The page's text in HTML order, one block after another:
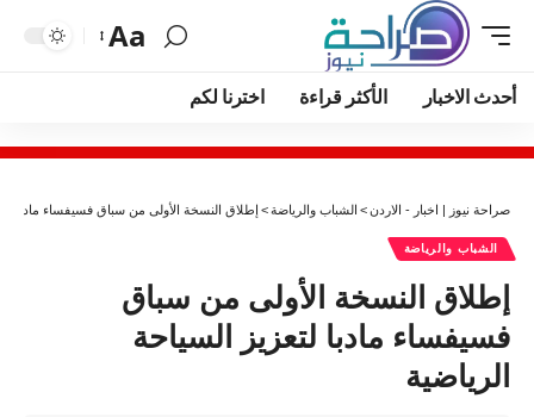
Aa
أحدث الاخبار الأكثر قراءة اخترنا لكم
صراحة نيوز | اخبار - الاردن> الشباب والرياضة> إطلاق النسخة الأولى من سباق فسيفساء مادبا
الشباب والرياضة
إطلاق النسخة الأولى من سباق
فسيفساء مادبا لتعزيز السياحة
الرياضية